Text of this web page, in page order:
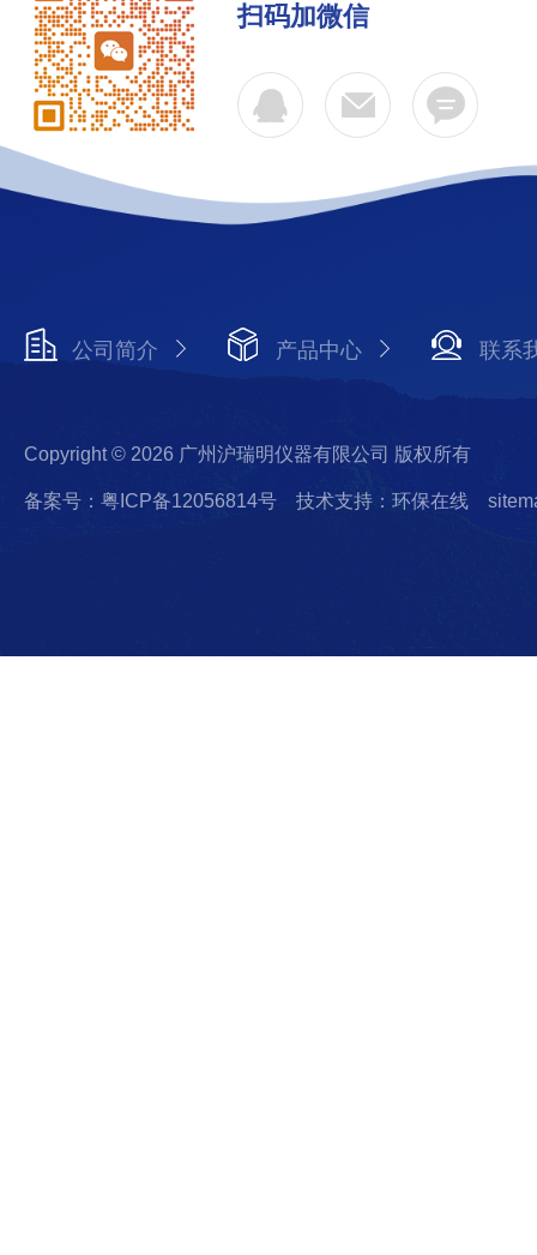
扫码加微信
公司简介 产品中心 联系
Copyright © 2026 广州沪瑞明仪器有限公司 版权所有
备案号：粤ICP备12056814号 技术支持：环保在线